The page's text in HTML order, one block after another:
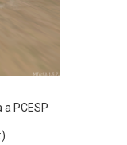
PCESP